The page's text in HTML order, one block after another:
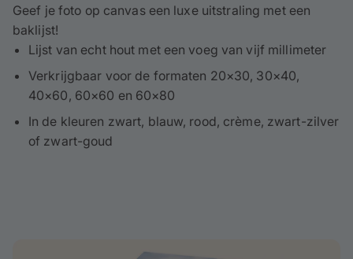
Geef je foto op canvas een luxe uitstraling met een
baklijst!
Lijst van echt hout met een voeg van vijf millimeter
Verkrijgbaar voor de formaten 20×30, 30×40,
40×60, 60×60 en 60×80
In de kleuren zwart, blauw, rood, crème, zwart-zilver
of zwart-goud